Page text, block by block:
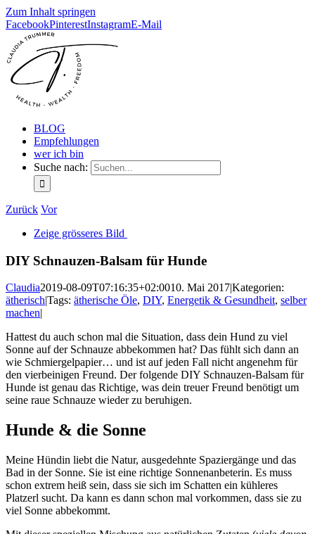
Zum Inhalt springen
FacebookPinterestInstagramE-Mail
BLOG
Empfehlungen
wer ich bin
Suche nach:
Zurück Vor
Zeige grösseres Bild
DIY Schnauzen-Balsam für Hunde
Claudia2019-08-09T07:16:35+02:0010. Mai 2017|Kategorien:
ätherisch|Tags: ätherische Öle, DIY, Energetik & Gesundheit, selber
machen|
Hattest du auch schon mal die Situation, dass dein Hund zu viel
Sonne auf der Schnauze abbekommen hat? Das fühlt sich dann an
wie Schmiergelpapier… und ist auf jeden Fall nicht angenehm für
den vierbeinigen Freund. Der folgende DIY Schnauzen-Balsam für
Hunde ist genau das Richtige, was dein treuer Freund benötigt um
seine raue Schnauze wieder zu beruhigen.
Hunde & die Sonne
Meine Hündin liebt die Natur, ausgedehnte Spaziergänge und das
Bad in der Sonne. Sie ist eine richtige Sonnenanbeterin. Es muss
schon extrem heiß sein, dass sie sich im Schatten ein kühleres
Platzerl sucht. Da kann es dann schon mal vorkommen, dass sie zu
viel Sonne abbekommt.